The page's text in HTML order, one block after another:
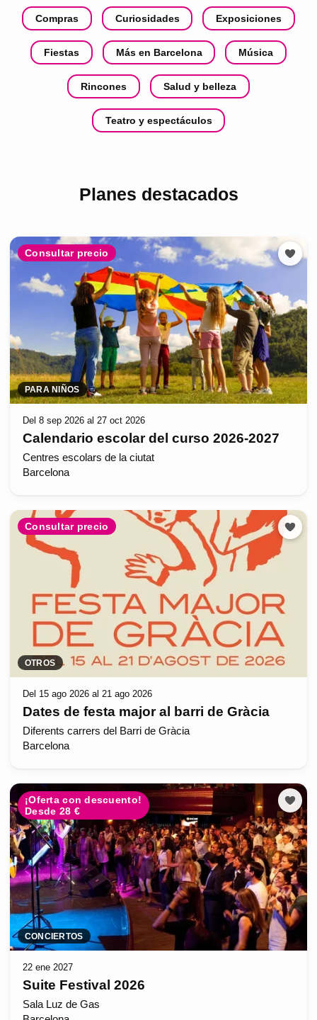
Compras Curiosidades Exposiciones
Fiestas Más en Barcelona Música
Rincones Salud y belleza
Teatro y espectáculos
Planes destacados
Consultar precio
PARA NIÑOS
Del 8 sep 2026 al 27 oct 2026
Calendario escolar del curso 2026-2027
Centres escolars de la ciutat
Barcelona
Consultar precio
OTROS
Del 15 ago 2026 al 21 ago 2026
Dates de festa major al barri de Gràcia
Diferents carrers del Barri de Gràcia
Barcelona
¡Oferta con descuento!
Desde 28 €
CONCIERTOS
22 ene 2027
Suite Festival 2026
Sala Luz de Gas